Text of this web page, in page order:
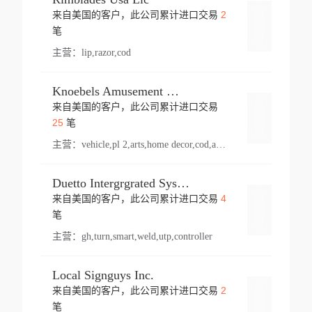
来自美国的客户，此公司累计进口交易 2
笔
主营： lip,razor,cod
Knoebels Amusement Resort
来自美国的客户，此公司累计进口交易
25笔
主营： vehicle,pl 2,arts,home decor,cod,amusement ride,sea
Duetto Intergrgrated Systems Inc.
来自美国的客户，此公司累计进口交易 4
笔
主营： gh,turn,smart,weld,utp,controller
Local Signguys Inc.
来自美国的客户，此公司累计进口交易 2
笔